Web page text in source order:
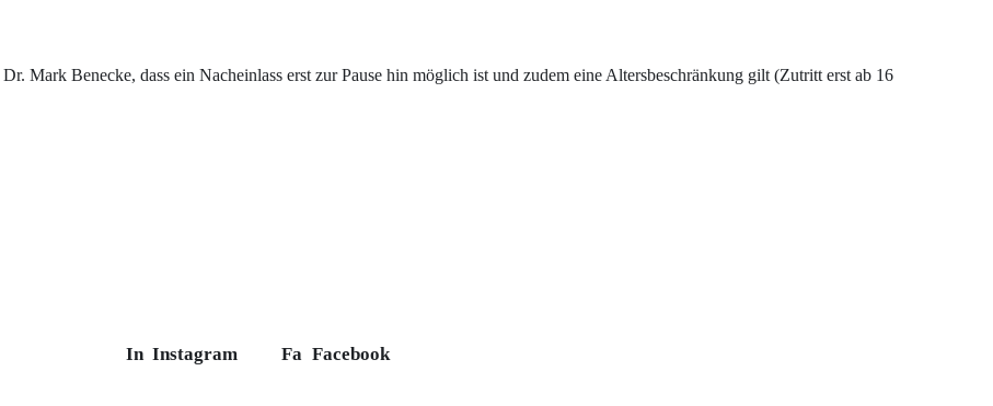
Mark Benecke, dass ein Nacheinlass erst zur Pause hin möglich ist und zudem eine Altersbeschränkung gilt (Zutritt erst ab 16
In Instagram Fa Facebook